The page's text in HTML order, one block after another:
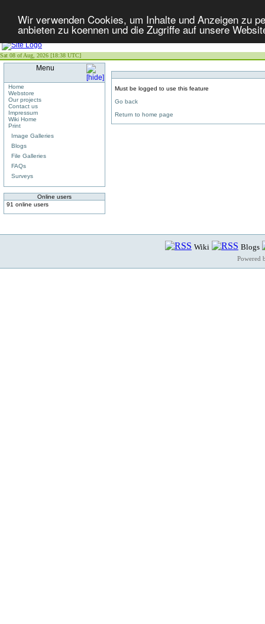
Wir verwenden Cookies, um Inhalte und Anzeigen zu
anbieten zu koennen und die Zugriffe auf unsere
Sat 08 of Aug, 2026 [18:38 UTC]
Menu
Home
Webstore
Our projects
Contact us
Impressum
Wiki Home
Print
Image Galleries
Blogs
File Galleries
FAQs
Surveys
Online users
91 online users
Must be logged to use this feature
Go back
Return to home page
Wiki Blogs
Powered